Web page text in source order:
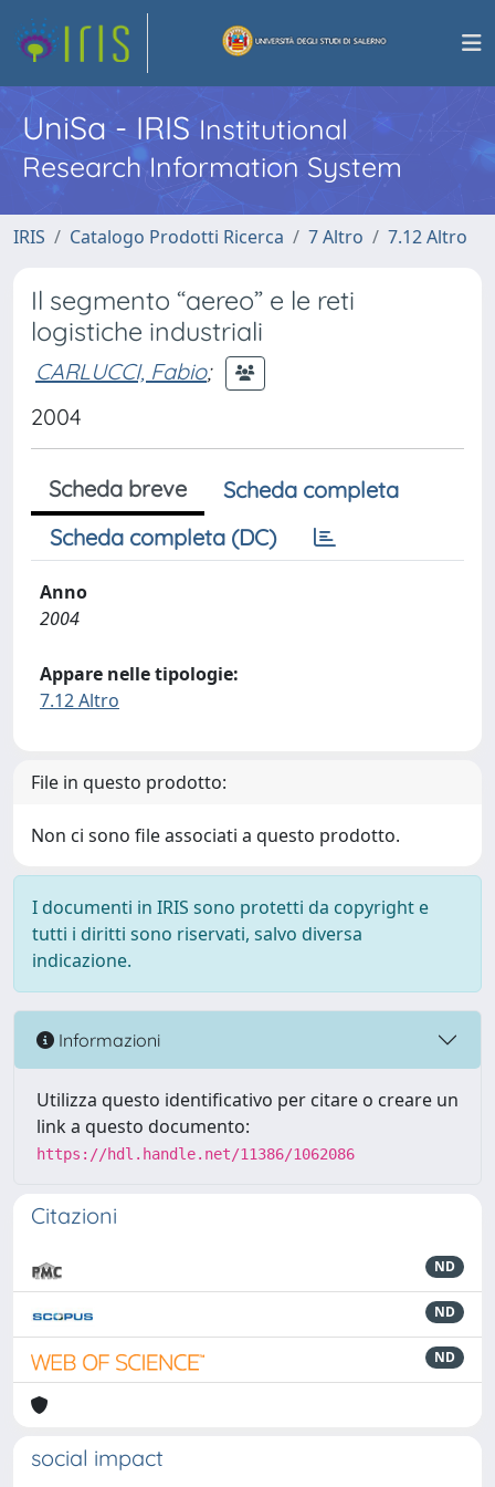
UniSa - IRISInstitutional
Research Information System
IRIS Catalogo Prodotti Ricerca 7 Altro 7.12 Altro
Il segmento “aereo” e le reti
logistiche industriali
CARLUCCI, Fabio;
2004
Scheda breve
Scheda completa
Scheda completa (DC)
Anno
2004
Appare nelle tipologie:
7.12 Altro
File in questo prodotto:
Non ci sono file associati a questo prodotto.
I documenti in IRIS sono protetti da copyright e
tutti i diritti sono riservati, salvo diversa
indicazione.
Informazioni
Utilizza questo identificativo per citare o creare un
link a questo documento:
https://hdl.handle.net/11386/1062086
Citazioni
ND
ND
ND
social impact